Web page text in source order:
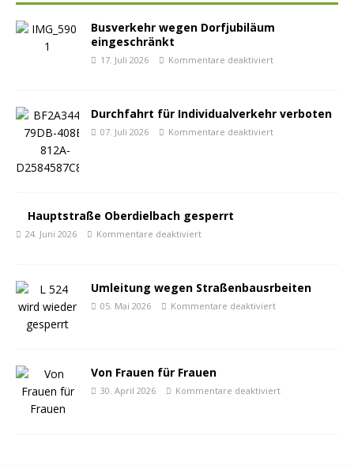
Busverkehr wegen Dorfjubiläum
eingeschränkt
17. Juli 2026 Kommentare deaktiviert
Durchfahrt für Individualverkehr verboten
07. Juli 2026 Kommentare deaktiviert
Hauptstraße Oberdielbach gesperrt
24. Juni 2026 Kommentare deaktiviert
Umleitung wegen Straßenbausrbeiten
05. Mai 2026 Kommentare deaktiviert
Von Frauen für Frauen
30. April 2026 Kommentare deaktiviert